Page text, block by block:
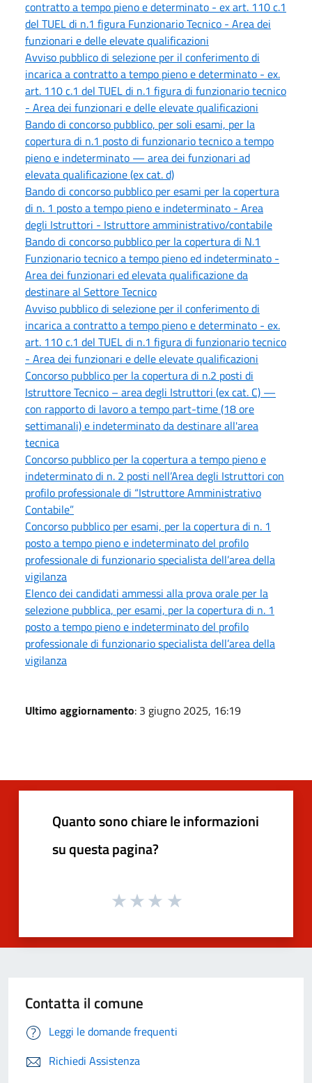
contratto a tempo pieno e determinato - ex art. 110 c.1
del TUEL di n.1 figura Funzionario Tecnico - Area dei
funzionari e delle elevate qualificazioni
Avviso pubblico di selezione per il conferimento di
incarica a contratto a tempo pieno e determinato - ex.
art. 110 c.1 del TUEL di n.1 figura di funzionario tecnico
- Area dei funzionari e delle elevate qualificazioni
Bando di concorso pubblico, per soli esami, per la
copertura di n.1 posto di funzionario tecnico a tempo
pieno e indeterminato — area dei funzionari ad
elevata qualificazione (ex cat. d)
Bando di concorso pubblico per esami per la copertura
di n. 1 posto a tempo pieno e indeterminato - Area
degli Istruttori - Istruttore amministrativo/contabile
Bando di concorso pubblico per la copertura di N.1
Funzionario tecnico a tempo pieno ed indeterminato -
Area dei funzionari ed elevata qualificazione da
destinare al Settore Tecnico
Avviso pubblico di selezione per il conferimento di
incarica a contratto a tempo pieno e determinato - ex.
art. 110 c.1 del TUEL di n.1 figura di funzionario tecnico
- Area dei funzionari e delle elevate qualificazioni
Concorso pubblico per la copertura di n.2 posti di
Istruttore Tecnico – area degli Istruttori (ex cat. C) —
con rapporto di lavoro a tempo part-time (18 ore
settimanali) e indeterminato da destinare all'area
tecnica
Concorso pubblico per la copertura a tempo pieno e
indeterminato di n. 2 posti nell’Area degli Istruttori con
profilo professionale di “Istruttore Amministrativo
Contabile”
Concorso pubblico per esami, per la copertura di n. 1
posto a tempo pieno e indeterminato del profilo
professionale di funzionario specialista dell’area della
vigilanza
Elenco dei candidati ammessi alla prova orale per la
selezione pubblica, per esami, per la copertura di n. 1
posto a tempo pieno e indeterminato del profilo
professionale di funzionario specialista dell’area della
vigilanza
Ultimo aggiornamento: 3 giugno 2025, 16:19
Quanto sono chiare le informazioni
su questa pagina?
Contatta il comune
Leggi le domande frequenti
Richiedi Assistenza